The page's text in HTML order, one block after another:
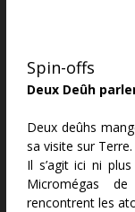
Spin-offs
Deux Deûh
Deux deûhs
sa visite sur Terre.
Il s’agit ici ni
Micromégas
rencontrent les